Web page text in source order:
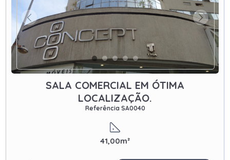
SALA COMERCIAL EM ÓTIMA
LOCALIZAÇÃO.
Referência SA0040
41,00m²